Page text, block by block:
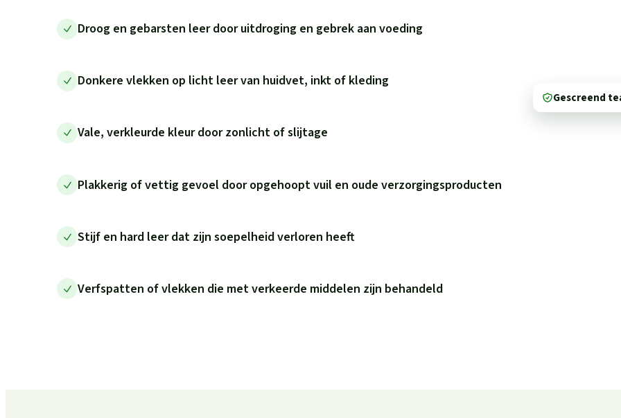
Droog en gebarsten leer door uitdroging en gebrek aan voeding
Donkere vlekken op licht leer van huidvet, inkt of kleding
Vale, verkleurde kleur door zonlicht of slijtage
Plakkerig of vettig gevoel door opgehoopt vuil en oude verzorgingsproducten
Stijf en hard leer dat zijn soepelheid verloren heeft
Verfspatten of vlekken die met verkeerde middelen zijn behandeld
Gescreend